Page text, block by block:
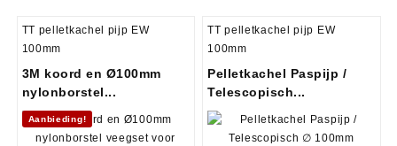
TT pelletkachel pijp EW
100mm
3M koord en Ø100mm
nylonborstel...
Aanbieding!
TT pelletkachel pijp EW
100mm
Pelletkachel Paspijp /
Telescopisch...